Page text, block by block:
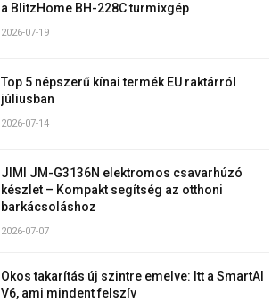
a BlitzHome BH-228C turmixgép
2026-07-19
Top 5 népszerű kínai termék EU raktárról
júliusban
2026-07-14
JIMI JM-G3136N elektromos csavarhúzó
készlet – Kompakt segítség az otthoni
barkácsoláshoz
2026-07-07
Okos takarítás új szintre emelve: Itt a SmartAI
V6, ami mindent felszív